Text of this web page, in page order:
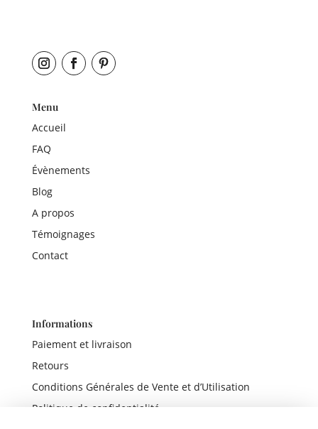
Menu
Accueil
FAQ
Évènements
Blog
A propos
Témoignages
Contact
Informations
Paiement et livraison
Retours
Conditions Générales de Vente et d’Utilisation
Politique de confidentialité